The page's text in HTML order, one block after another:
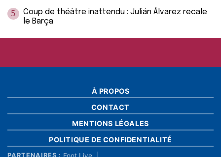
5
Coup de théâtre inattendu : Julián Álvarez recale
le Barça
À PROPOS
CONTACT
MENTIONS LÉGALES
POLITIQUE DE CONFIDENTIALITÉ
PARTENAIRES :